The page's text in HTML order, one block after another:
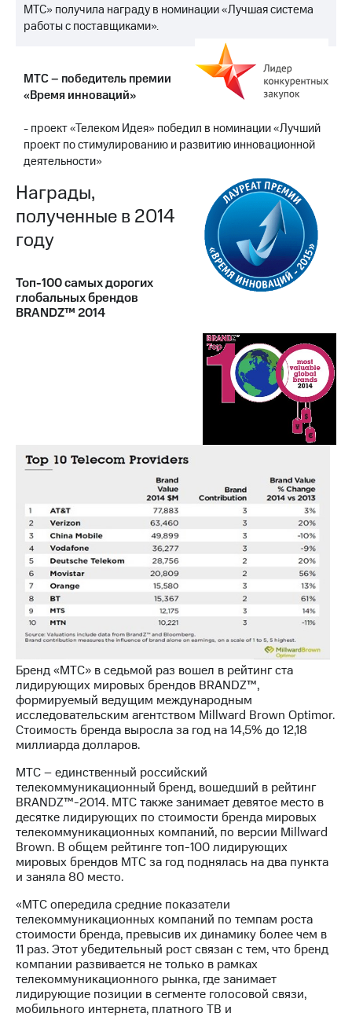
МТС» получила награду в номинации «Лучшая система
работы с поставщиками».
МТС – победитель премии
«Время инноваций»
- проект «Телеком Идея» победил в номинации «Лучший
проект по стимулированию и развитию инновационной
деятельности»
Награды,
полученные в 2014
году
Топ-100 самых дорогих
глобальных брендов
BRANDZ™ 2014
Бренд «МТС» в седьмой раз вошел в рейтинг ста
лидирующих мировых брендов BRANDZ™,
формируемый ведущим международным
исследовательским агентством Millward Brown Optimor.
Стоимость бренда выросла за год на 14,5% до 12,18
миллиарда долларов.
МТС – единственный российский
телекоммуникационный бренд, вошедший в рейтинг
BRANDZ™-2014. МТС также занимает девятое место в
десятке лидирующих по стоимости бренда мировых
телекоммуникационных компаний, по версии Millward
Brown. В общем рейтинге топ-100 лидирующих
мировых брендов МТС за год поднялась на два пункта
и заняла 80 место.
«МТС опередила средние показатели
телекоммуникационных компаний по темпам роста
стоимости бренда, превысив их динамику более чем в
11 раз. Этот убедительный рост связан с тем, что бренд
компании развивается не только в рамках
телекоммуникационного рынка, где занимает
лидирующие позиции в сегменте голосовой связи,
мобильного интернета, платного ТВ и